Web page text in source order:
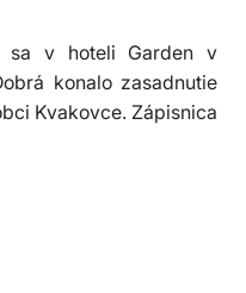
sa v hoteli Garden v
konalo zasadnutie
Kvakovce. Zápisnica